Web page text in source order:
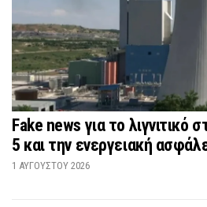
Fake news για το λιγνιτικό
5 και την ενεργειακή
1 ΑΥΓΟΎΣΤΟΥ 2026